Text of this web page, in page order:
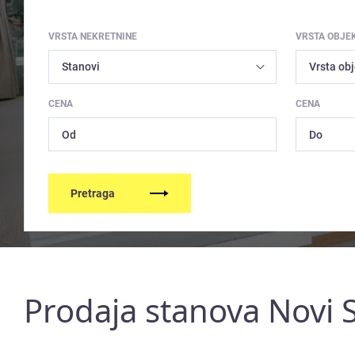
VRSTA NEKRETNINE VRSTA
CENA CENA
Pretraga
Prodaja stanova Novi